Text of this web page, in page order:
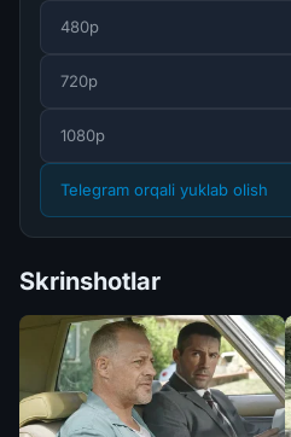
480p
720p
1080p
Telegram orqali yuklab olish
Skrinshotlar